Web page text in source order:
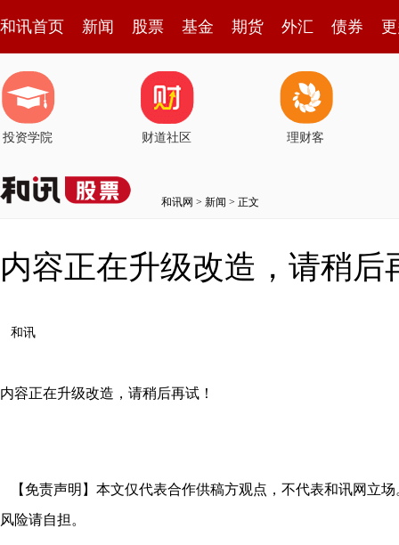
和讯首页 新闻 股票 基金 期货 外汇 债券
投资学院 财道社区 理财客
和讯网 > 新闻 > 正文
内容正在升级改造，请稍后
和讯
内容正在升级改造，请稍后再试！
【免责声明】本文仅代表合作供稿方观点，不代表和讯网立
风险请自担。